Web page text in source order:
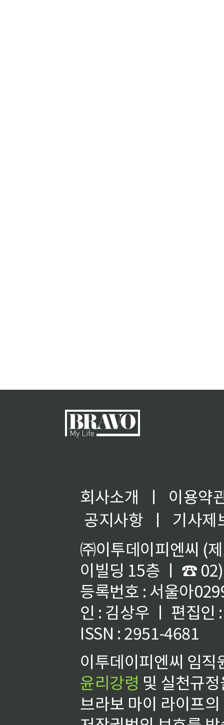
회사소개 ㅣ
이용약
공지사항
ㅣ
기사제
㈜이투데이피엔씨 (
이빌딩 15층 ㅣ ☎
등록번호 : 서울아
인 : 김상우 ㅣ 편집인
ISSN : 2951-4681
이투데이피엔씨 임
윤리강령 및 실천규
브라보 마이 라이프